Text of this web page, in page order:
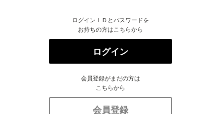
ログインＩＤとパスワードを
お持ちの方はこちらから
ログイン
会員登録がまだの方は
こちらから
会員登録